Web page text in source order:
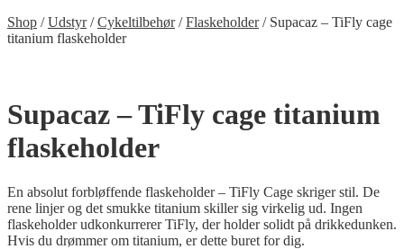
Shop /Udstyr/Cykeltilbehør/Flaskeholder/ Supacaz – TiFly cage
titanium flaskeholder
Supacaz – TiFly cage titanium
flaskeholder
En absolut forbløffende flaskeholder – TiFly Cage skriger stil. De
rene linjer og det smukke titanium skiller sig virkelig ud. Ingen
flaskeholder udkonkurrerer TiFly, der holder solidt på drikkedunken.
Hvis du drømmer om titanium, er dette buret for dig.